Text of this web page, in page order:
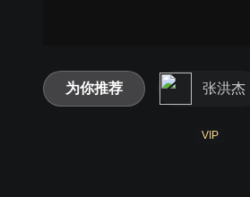
为你推荐 张洪杰
VIP